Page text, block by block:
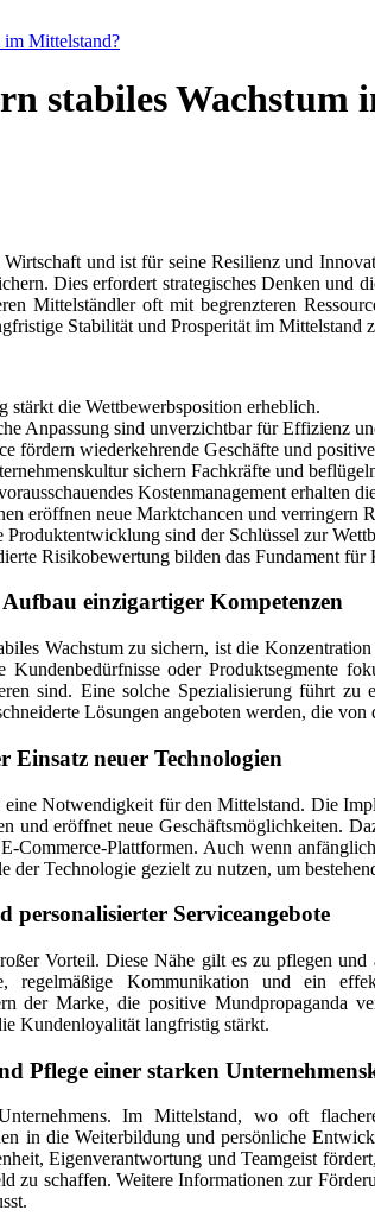
im Mittelstand?
stabiles Wachstum
und ist für seine Resilienz und
Dies erfordert strategisches Denken
Mittelständler oft mit begrenzteren
Stabilität und Prosperität im Mittelstand
stärkt die Wettbewerbsposition erheblich.
Anpassung sind unverzichtbar für Effizienz
fördern wiederkehrende Geschäfte und
sichern Fachkräfte und
Kostenmanagement erhalten
eröffnen neue Marktchancen und verringern
sind der Schlüssel zur
Risikobewertung bilden das Fundament für
einzigartiger Kompetenzen
Wachstum zu sichern, ist die
Kundenbedürfnisse oder Produktsegmente
sind. Eine solche Spezialisierung führt
Lösungen angeboten werden, die
Einsatz neuer Technologien
Notwendigkeit für den Mittelstand. Die
und eröffnet neue Geschäftsmöglichkeiten.
Plattformen. Auch wenn
Technologie gezielt zu nutzen, um
Serviceangebote
Vorteil. Diese Nähe gilt es zu pflegen
regelmäßige Kommunikation und ein
der Marke, die positive Mundpropaganda
Kundenloyalität langfristig stärkt.
Pflege einer starken
Im Mittelstand, wo oft
in die Weiterbildung und persönliche
Eigenverantwortung und Teamgeist
zu schaffen. Weitere Informationen zur